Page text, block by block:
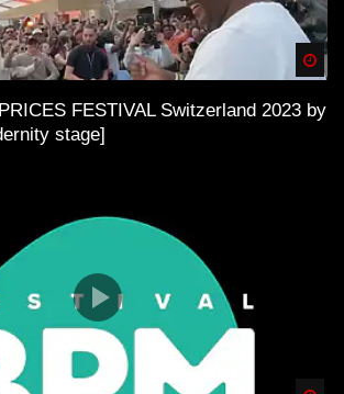
FESTIVAL Switzerland 2023 by
stage]